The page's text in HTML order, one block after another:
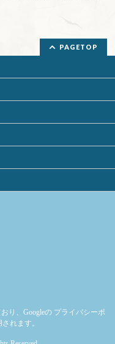
PAGETOP
り、Googleの プライバシーポ
れます。